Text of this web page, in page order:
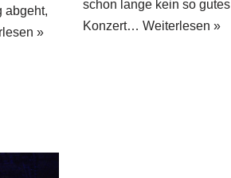
abgeht,
»
schon lange kein so gutes
Konzert… Weiterlesen »